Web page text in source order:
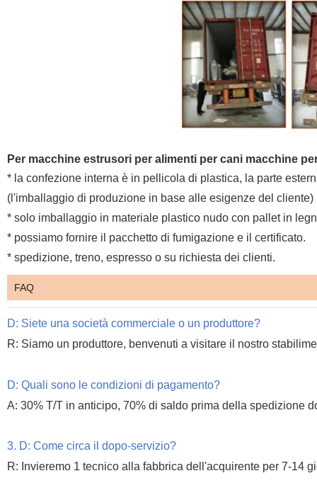
Per macchine estrusori per alimenti per cani macchine
* la confezione interna è in pellicola di plastica, la parte
(l'imballaggio di produzione in base alle esigenze del cliente)
* solo imballaggio in materiale plastico nudo con pallet in
* possiamo fornire il pacchetto di fumigazione e il certificato.
* spedizione, treno, espresso o su richiesta dei clienti.
FAQ
D: Siete una società commerciale o un produttore?
R: Siamo un produttore, benvenuti a visitare il nostro
D: Quali sono le condizioni di pagamento?
A: 30% T/T in anticipo, 70% di saldo prima della spedizione
3. D: Come circa il dopo-servizio?
R: Invieremo 1 tecnico alla fabbrica dell'acquirente per 7-14